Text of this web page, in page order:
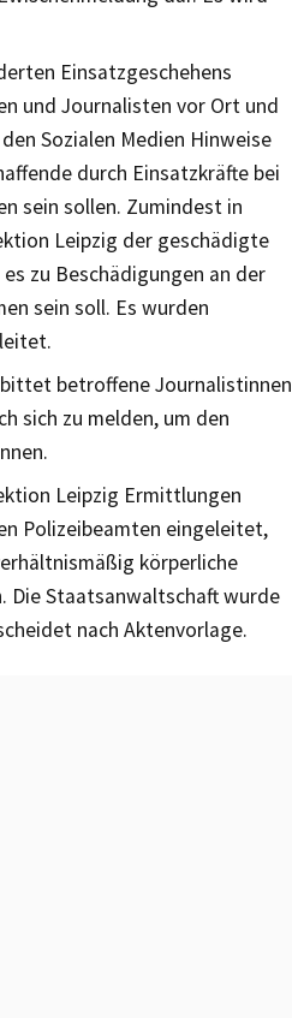
Einsatzgeschehens
und Journalisten vor Ort und
Sozialen Medien Hinweise
durch Einsatzkräfte bei
sein sollen. Zumindest in
Leipzig der geschädigte
zu Beschädigungen an der
sein soll. Es wurden
betroffene Journalistinnen
sich zu melden, um den
Leipzig Ermittlungen
Polizeibeamten eingeleitet,
körperliche
Die Staatsanwaltschaft wurde
nach Aktenvorlage.